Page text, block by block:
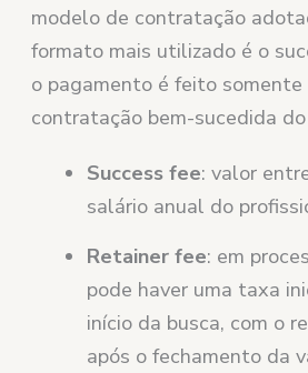
modelo de contratação
formato mais utilizado é o
o pagamento é feito somente
contratação bem-sucedida
Success fee: valor
salário anual do
Retainer fee: em
pode haver uma taxa
início da busca, com o
após o fechamento da